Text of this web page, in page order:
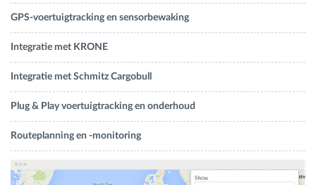
GPS-voertuigtracking en sensorbewaking
Integratie met KRONE
Integratie met Schmitz Cargobull
Plug & Play voertuigtracking en onderhoud
Routeplanning en -monitoring